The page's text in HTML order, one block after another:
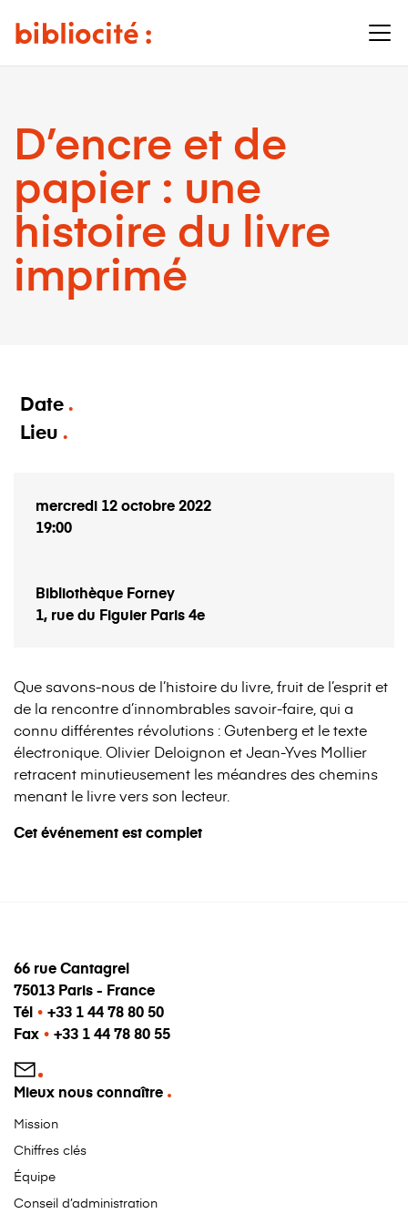
D’encre et de
papier : une
histoire du livre
imprimé
Date
Lieu
mercredi 12 octobre 2022
19:00
Bibliothèque Forney
1, rue du Figuier Paris 4e
Que savons-nous de l’histoire du livre, fruit de l’esprit et
de la rencontre d’innombrables savoir-faire, qui a
connu différentes révolutions : Gutenberg et le texte
électronique. Olivier Deloignon et Jean-Yves Mollier
retracent minutieusement les méandres des chemins
menant le livre vers son lecteur.
Cet événement est complet
66 rue Cantagrel
75013 Paris - France
Tél • +33 1 44 78 80 50
Fax • +33 1 44 78 80 55
Mieux nous connaître
Mission
Chiffres clés
Équipe
Conseil d’administration